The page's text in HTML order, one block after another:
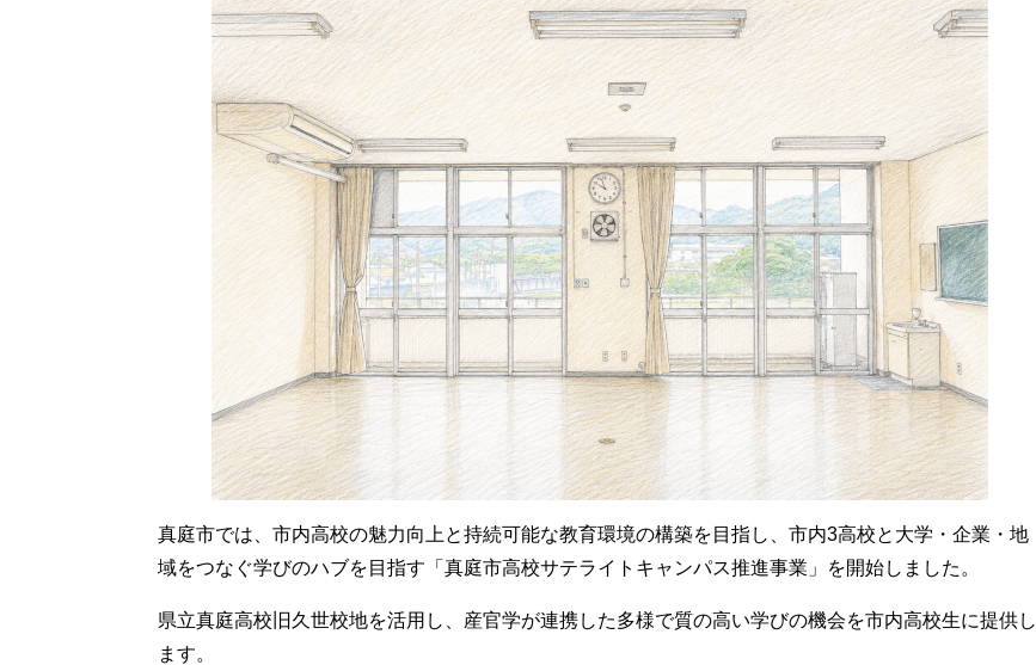
真庭市では、市内高校の魅力向上と持続可能な教育環境の構築を目指し、市内3高校と大学・企業・地
域をつなぐ学びのハブを目指す「真庭市高校サテライトキャンパス推進事業」を開始しました。
県立真庭高校旧久世校地を活用し、産官学が連携した多様で質の高い学びの機会を市内高校生に提供し
ます。